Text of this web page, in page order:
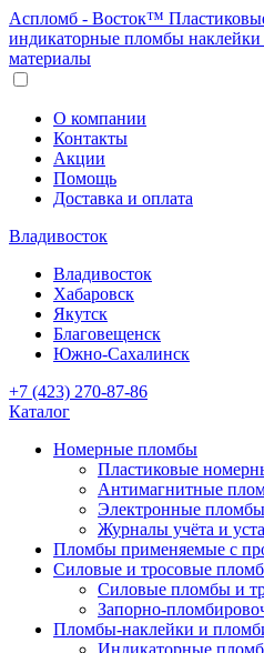
Аспломб - Восток™
индикаторные пломбы
материалы
О компании
Контакты
Акции
Помощь
Доставка и оплата
Владивосток
Владивосток
Хабаровск
Якутск
Благовещенск
Южно-Сахалинск
+7 (423) 270-87-86
Каталог
Номерные пломбы
Пластиковые
Антимагнитные
Электронные пломбы
Журналы учёта и
Пломбы применяемые с
Силовые и тросовые
Силовые пломбы и
Запорно-
Пломбы-наклейки и
Индикаторные